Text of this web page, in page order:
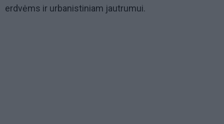
erdvėms ir urbanistiniam jautrumui.